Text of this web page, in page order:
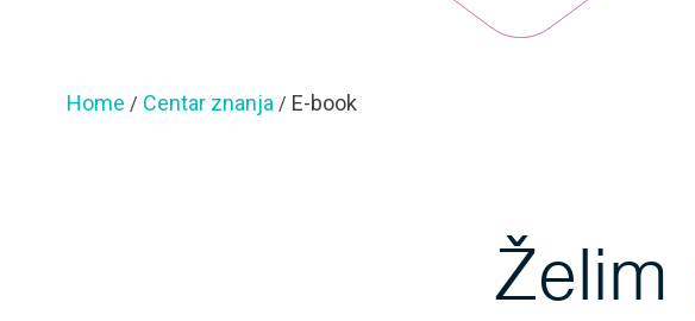
Home / Centar znanja / E-book
Želim